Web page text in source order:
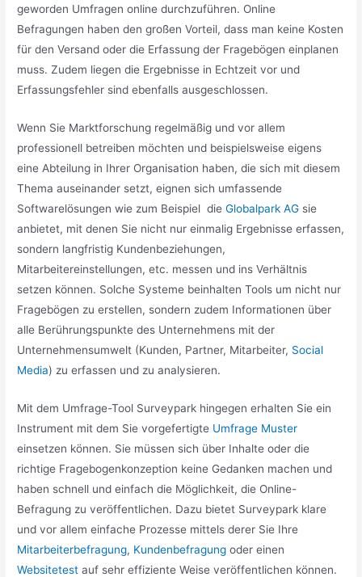
geworden Umfragen online durchzuführen. Online
Befragungen haben den großen Vorteil, dass man keine Kosten
für den Versand oder die Erfassung der Fragebögen einplanen
muss. Zudem liegen die Ergebnisse in Echtzeit vor und
Erfassungsfehler sind ebenfalls ausgeschlossen.
Wenn Sie Marktforschung regelmäßig und vor allem
professionell betreiben möchten und beispielsweise eigens
eine Abteilung in Ihrer Organisation haben, die sich mit diesem
Thema auseinander setzt, eignen sich umfassende
Softwarelösungen wie zum Beispiel dieGlobalpark AG sie
anbietet, mit denen Sie nicht nur einmalig Ergebnisse erfassen,
sondern langfristig Kundenbeziehungen,
Mitarbeitereinstellungen, etc. messen und ins Verhältnis
setzen können. Solche Systeme beinhalten Tools um nicht nur
Fragebögen zu erstellen, sondern zudem Informationen über
alle Berührungspunkte des Unternehmens mit der
Unternehmensumwelt (Kunden, Partner, Mitarbeiter, Social
Media) zu erfassen und zu analysieren.
Mit dem Umfrage-Tool Surveypark hingegen erhalten Sie ein
Instrument mit dem Sie vorgefertigte Umfrage Muster
einsetzen können. Sie müssen sich über Inhalte oder die
richtige Fragebogenkonzeption keine Gedanken machen und
haben schnell und einfach die Möglichkeit, die Online-
Befragung zu veröffentlichen. Dazu bietet Surveypark klare
und vor allem einfache Prozesse mittels derer Sie Ihre
Mitarbeiterbefragung, Kundenbefragung oder einen
Websitetest auf sehr effiziente Weise veröffentlichen können.